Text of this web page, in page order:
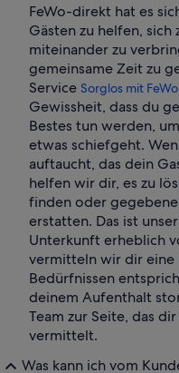
FeWo-direkt hat es
Gästen zu helfen,
miteinander zu
gemeinsame Zeit zu
Service Sorglos mit
Gewissheit, dass du
Bestes tun werden,
etwas schiefgeht.
auftaucht, das dein
helfen wir dir, es zu
finden oder
erstatten. Das ist
Unterkunft erheblich
vermitteln wir dir eine
Bedürfnissen
deinem Aufenthalt
Team zur Seite, das
vermittelt.
Was kann ich vom